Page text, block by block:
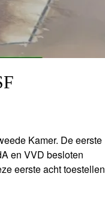
Kamer. De eerste
en VVD besloten
eerste acht toestellen